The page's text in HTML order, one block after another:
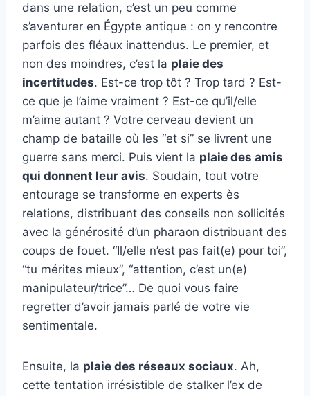
dans une relation, c’est un peu comme
s’aventurer en Égypte antique : on y rencontre
parfois des fléaux inattendus. Le premier, et
non des moindres, c’est la plaie des
incertitudes. Est-ce trop tôt ? Trop tard ? Est-
ce que je l’aime vraiment ? Est-ce qu’il/elle
m’aime autant ? Votre cerveau devient un
champ de bataille où les “et si” se livrent une
guerre sans merci. Puis vient la plaie des amis
qui donnent leur avis. Soudain, tout votre
entourage se transforme en experts ès
relations, distribuant des conseils non sollicités
avec la générosité d’un pharaon distribuant des
coups de fouet. “Il/elle n’est pas fait(e) pour toi”,
“tu mérites mieux”, “attention, c’est un(e)
manipulateur/trice”… De quoi vous faire
regretter d’avoir jamais parlé de votre vie
sentimentale.
Ensuite, la plaie des réseaux sociaux. Ah,
cette tentation irrésistible de stalker l’ex de